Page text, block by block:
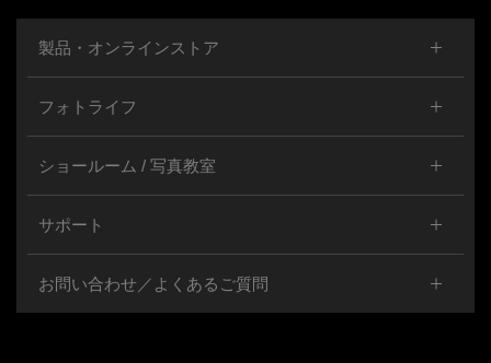
製品・オンラインストア
フォトライフ
ショールーム / 写真教室
サポート
お問い合わせ／よくあるご質問